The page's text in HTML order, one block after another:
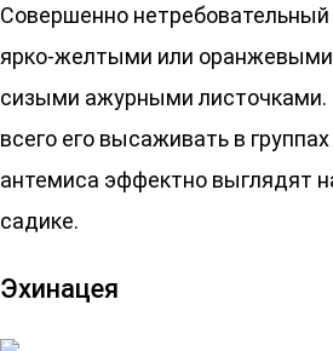
Совершенно
ярко-желтыми или
сизыми ажурными листочками.
всего его высаживать в
антемиса эффектно выглядят
садике.
Эхинацея